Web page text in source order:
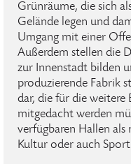
Grünräume, die sich
Gelände legen und
Umgang mit einer
Außerdem stellen die
zur Innenstadt bilden
produzierende Fabrik
dar, die für die weitere
mitgedacht werden
verfügbaren Hallen als
Kultur oder auch